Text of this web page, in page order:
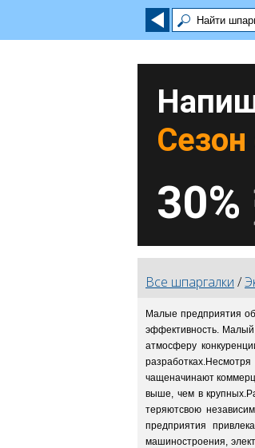
30%
Все шпаргалки /
Малые предприятия
эффективность. Малый
атмосферу
чащеначинают
выше, чем в
теряютсвою
предприятия
машиностроения,